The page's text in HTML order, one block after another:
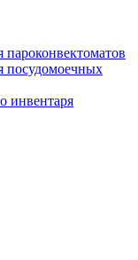
посудомоечных
инвентаря